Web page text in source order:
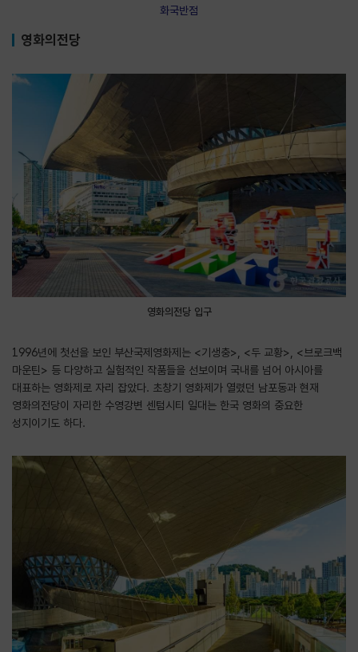
화국반점
영화의전당
영화의전당 입구
1996년에 첫선을 보인 부산국제영화제는 <기생충>, <두 교황>, <브로크백
마운틴> 등 다양하고 실험적인 작품들을 선보이며 국내를 넘어 아시아를
대표하는 영화제로 자리 잡았다. 초창기 영화제가 열렸던 남포동과 현재
영화의전당이 자리한 수영강변 센텀시티 일대는 한국 영화의 중요한
성지이기도 하다.